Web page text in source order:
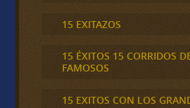
15 EXITAZOS
15 ÉXITOS 15 CORRIDOS
FAMOSOS
15 EXITOS CON LOS